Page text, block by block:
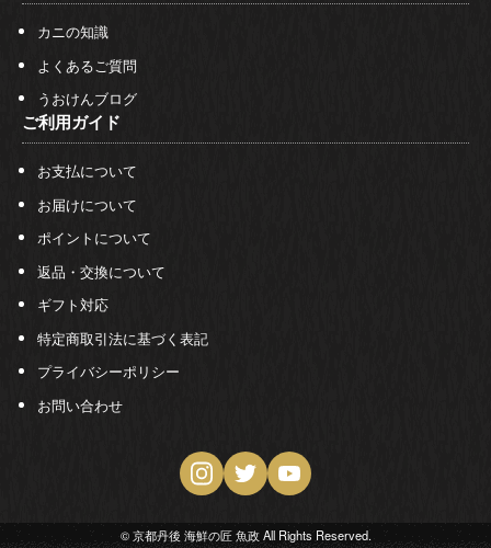
カニの知識
よくあるご質問
うおけんブログ
ご利用ガイド
お支払について
お届けについて
ポイントについて
返品・交換について
ギフト対応
特定商取引法に基づく表記
プライバシーポリシー
お問い合わせ
© 京都丹後 海鮮の匠 魚政 All Rights Reserved.